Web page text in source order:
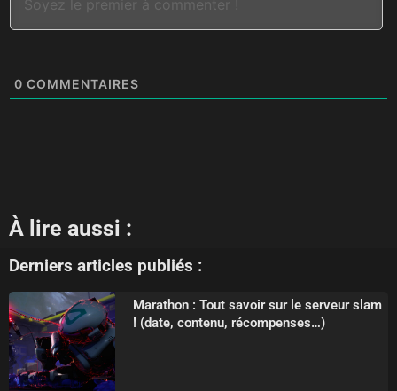
0 COMMENTAIRES
À lire aussi :
Derniers articles publiés :
Marathon : Tout savoir sur le serveur slam
! (date, contenu, récompenses…)